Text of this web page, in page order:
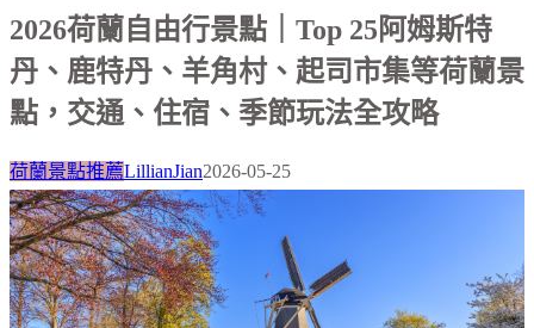
2026荷蘭自由行景點｜Top 25阿姆斯特
丹、鹿特丹、羊角村、起司市集等荷蘭景
點，交通、住宿、季節玩法全攻略
荷蘭景點推薦LillianJian2026-05-25